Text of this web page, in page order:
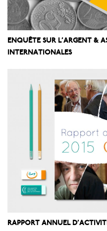
ENQUÊTE SUR L’ARGENT &
INTERNATIONALES
RAPPORT ANNUEL